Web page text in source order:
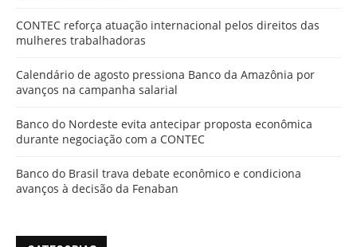
CONTEC reforça atuação internacional pelos direitos das
mulheres trabalhadoras
Calendário de agosto pressiona Banco da Amazônia por
avanços na campanha salarial
Banco do Nordeste evita antecipar proposta econômica
durante negociação com a CONTEC
Banco do Brasil trava debate econômico e condiciona
avanços à decisão da Fenaban